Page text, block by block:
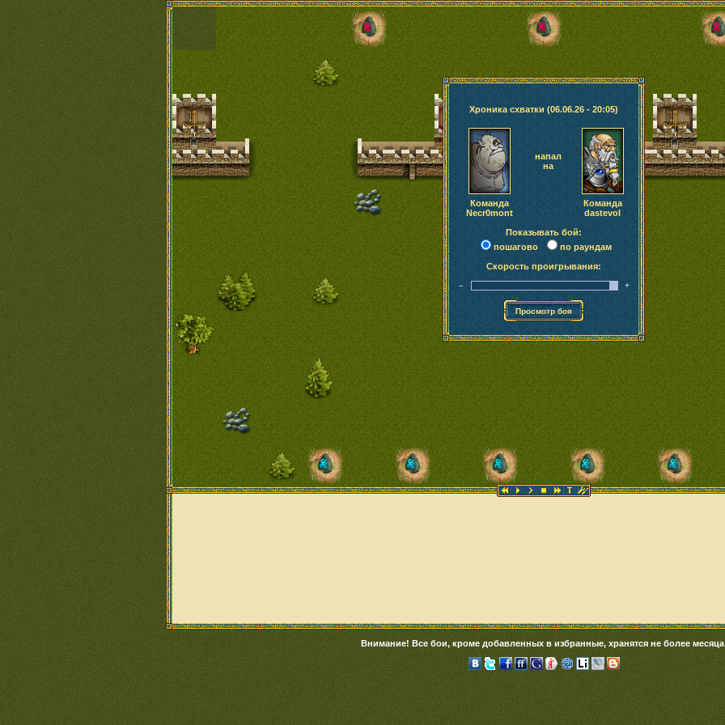
Внимание! Все бои, кроме добавленных в избранные, хранятся не более
Хроника схватки (06.06.26 - 20:05)
напал
на
Команда
Necr0mont
Команда
dastevol
Показывать бой:
пошагово
по раундам
Скорость проигрывания:
– +